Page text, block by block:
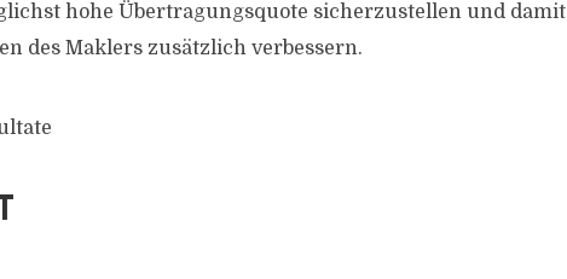
hohe Übertragungsquote sicherzustellen und damit
des Maklers zusätzlich verbessern.